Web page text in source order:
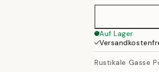
Auf Lager
Rustikale Gasse